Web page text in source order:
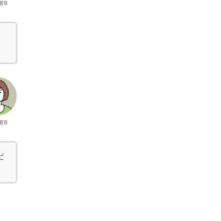
B
B